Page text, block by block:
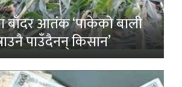
बाँदर आतंक ‘पाकेको बाली
पाउँदैनन् किसान’